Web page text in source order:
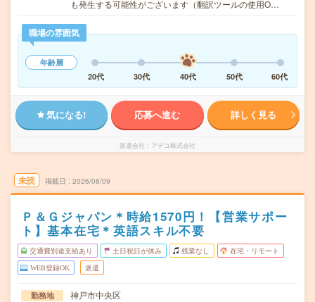
も発生する可能性がございます（翻訳ツールの使用O…
職場の雰囲気
年齢層
20代
30代 40代 50代 60代
気になる! 応募へ進む 詳しく見る
派遣会社 アデコ株式会社
未読 掲載日 2026/08/09
Ｐ＆Ｇジャパン＊時給1570円！【営業サポー
ト】基本在宅＊英語スキル不要
交通費別途支給あり 土日祝日が休み 残業なし 在宅・リモート
WEB登録OK 派遣
勤務地
神戸市中央区